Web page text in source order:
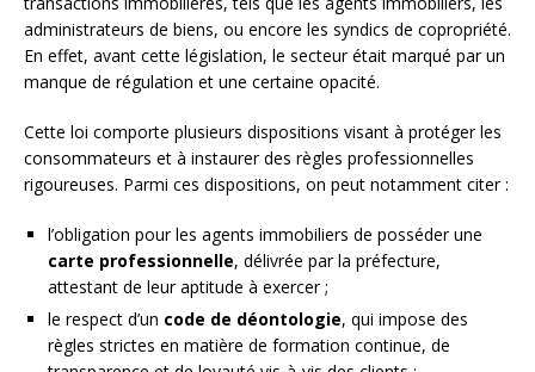
administrateurs de biens, ou encore les syndics de copropriété.
En effet, avant cette législation, le secteur était marqué par un
manque de régulation et une certaine opacité.
Cette loi comporte plusieurs dispositions visant à protéger les
consommateurs et à instaurer des règles professionnelles
rigoureuses. Parmi ces dispositions, on peut notamment citer :
l’obligation pour les agents immobiliers de posséder une
carte professionnelle, délivrée par la préfecture,
attestant de leur aptitude à exercer ;
le respect d’un code de déontologie, qui impose des
règles strictes en matière de formation continue, de